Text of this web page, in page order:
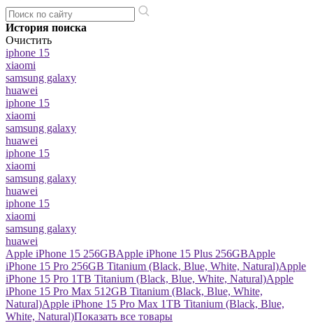
История поиска
Очистить
iphone 15
xiaomi
samsung galaxy
huawei
iphone 15
xiaomi
samsung galaxy
huawei
iphone 15
xiaomi
samsung galaxy
huawei
iphone 15
xiaomi
samsung galaxy
huawei
Apple iPhone 15 256GBApple iPhone 15 Plus 256GBApple
iPhone 15 Pro 256GB Titanium (Black, Blue, White, Natural)Apple
iPhone 15 Pro 1TB Titanium (Black, Blue, White, Natural)Apple
iPhone 15 Pro Max 512GB Titanium (Black, Blue, White,
Natural)Apple iPhone 15 Pro Max 1TB Titanium (Black, Blue,
White, Natural)Показать все товары